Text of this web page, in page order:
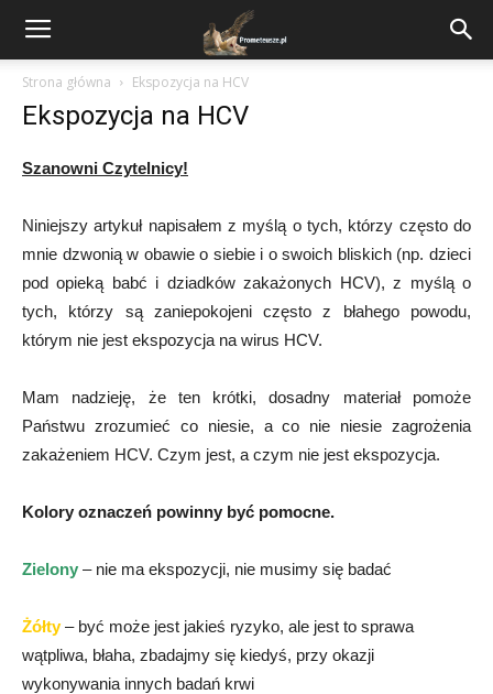
Strona główna Ekspozycja na HCV
Ekspozycja na HCV
Szanowni Czytelnicy!
Niniejszy artykuł napisałem z myślą o tych, którzy często do
mnie dzwonią w obawie o siebie i o swoich bliskich (np. dzieci
pod opieką babć i dziadków zakażonych HCV), z myślą o
tych, którzy są zaniepokojeni często z błahego powodu,
którym nie jest ekspozycja na wirus HCV.
Mam nadzieję, że ten krótki, dosadny materiał pomoże
Państwu zrozumieć co niesie, a co nie niesie zagrożenia
zakażeniem HCV. Czym jest, a czym nie jest ekspozycja.
Kolory oznaczeń powinny być pomocne.
Zielony – nie ma ekspozycji, nie musimy się badać
Żółty– być może jest jakieś ryzyko, ale jest to sprawa
wątpliwa, błaha, zbadajmy się kiedyś, przy okazji
wykonywania innych badań krwi